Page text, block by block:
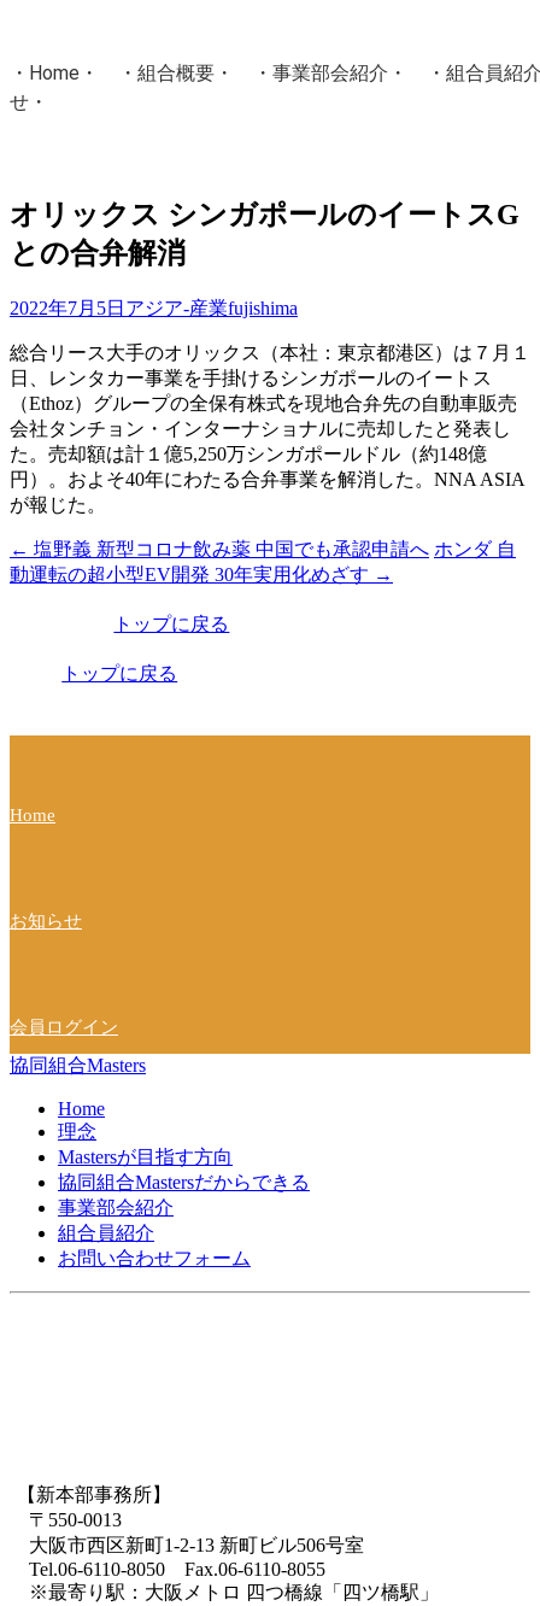
・ Home ・ ・ 組合概要 ・ ・ 事業部会紹介 ・ ・ 組合員紹
せ ・
国土交通省・経済産業省・農林水産省・厚生労働省 認可
オリックス シンガポールのイートスG
との合弁解消
2022年7月5日 アジア-産業fujishima
総合リース大手のオリックス（本社：東京都港区）は７月１
日、レンタカー事業を手掛けるシンガポールのイートス
（Ethoz）グループの全保有株式を現地合弁先の自動車販売
会社タンチョン・インターナショナルに売却したと発表し
た。売却額は計１億5,250万シンガポールドル（約148億
円）。およそ40年にわたる合弁事業を解消した。NNA ASIA
が報じた。
投
稿
ョ
← 塩野義 新型コロナ飲み薬 中国でも承認申請へ ホンダ 自
動運転の超小型EV開発 30年実用化めざす →
トップに戻る
トップに戻る
Home
お知らせ
会員ログイン
協同組合Masters
Home
理念
Mastersが目指す方向
協同組合Mastersだからできる
事業部会紹介
組合員紹介
お問い合わせフォーム
【新本部事務所】
〒550-0013
大阪市西区新町1-2-13 新町ビル506号室
Tel.06-6110-8050 Fax.06-6110-8055
※最寄り駅：大阪メトロ 四つ橋線「四ツ橋駅」